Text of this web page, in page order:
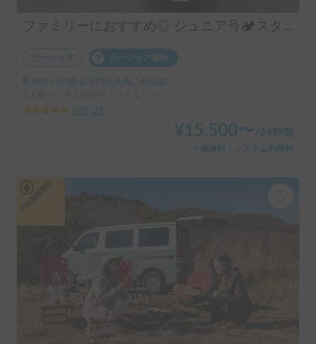
ファミリーにおすすめ◎ ジュニア号🏕️スタッドレス&FFヒーター/4WDディーゼル/乗り心地改良✨
カーシェア カーシェア保険
神奈川県横浜市西区高島, ' 横浜駅
5.00
23
¥ 15,500〜 /24時間
＋保険料・システム利用料